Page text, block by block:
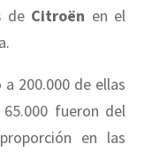
de Citroën en el
200.000 de ellas
fueron del
en las